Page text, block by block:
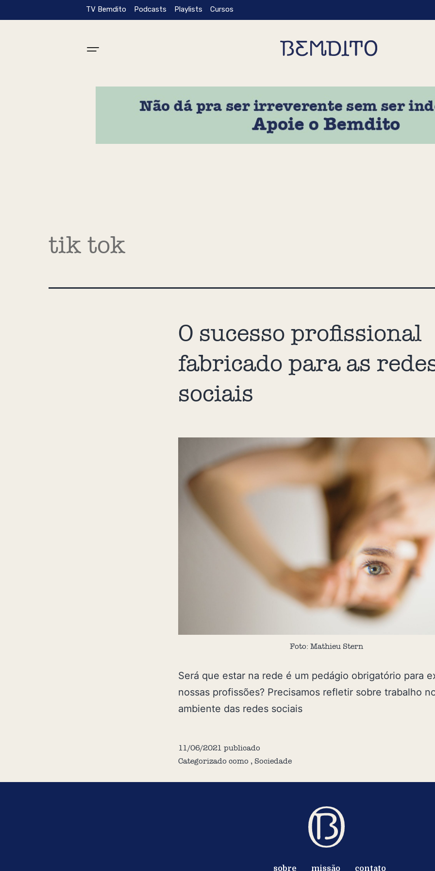
TV Bemdito Podcasts Playlists Cursos
tik tok
O sucesso profissional
fabricado para as
sociais
Foto: Mathieu Stern
Será que estar na rede é um pedágio obrigatório para
nossas profissões? Precisamos refletir sobre trabalho
ambiente das redes sociais
11/06/2021 publicado
Categorizado como , Sociedade
sobre missão contato